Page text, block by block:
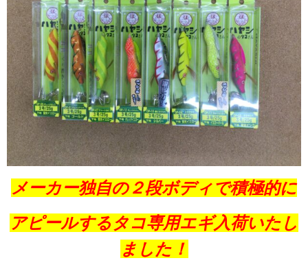
メーカー独自の２段ボディで積極的に
アピールするタコ専用エギ入荷いたし
ました！